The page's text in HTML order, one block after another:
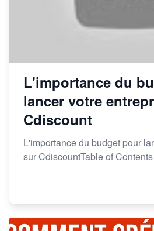
L'importance du
lancer votre
Cdiscount
L'importance du budget pour
sur CdiscountTable of